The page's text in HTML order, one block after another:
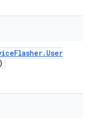
Flasher. User